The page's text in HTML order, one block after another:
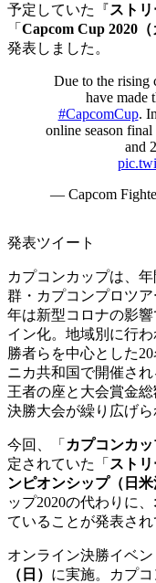
予定していた『スト
「 Capcom Cup 2020（
発表しました。
Due to the
have made
#CapcomCup.
online season
and
— Capcom
発表ツイート
カプコンカップは、
群・カプコンプロツ
年は新型コロナの影
イン化。地域別に行
勝者らを中心とした
ニカ共和国で開催さ
王者の座と大会賞金
決勝大会が繰り広げら
今回、「 カプコンカッ
定されていた「 スト
ンピオンシップ（日米
ップ2020の代わりに、
ていることが発表され
オンライン決勝イベン
（日） に実施。カプ